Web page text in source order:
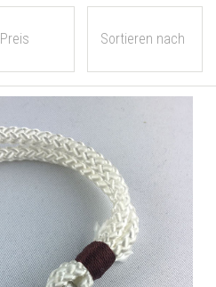
Preis Sortieren nach